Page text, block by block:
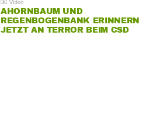
AHORNBAUM UND
REGENBOGENBANK ERINNERN
JETZT AN TERROR BEIM CSD